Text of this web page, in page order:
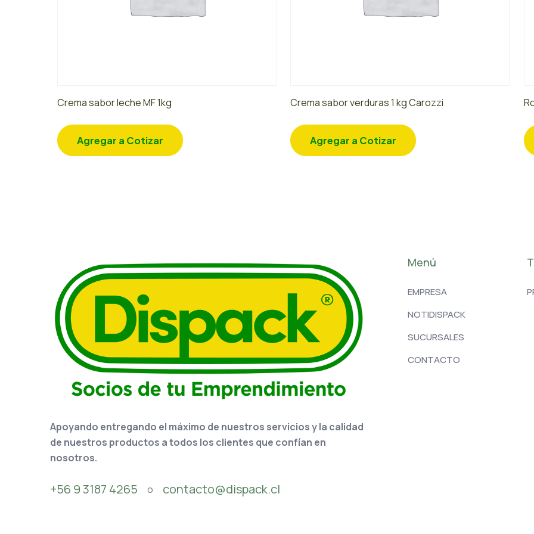
Crema sabor leche MF 1kg
Agregar a Cotizar
Crema sabor verduras 1 kg Carozzi
Agregar a Cotizar
Apoyando entregando el máximo de nuestros servicios y la calidad
de nuestros productos a todos los clientes que confían en
nosotros.
+56 9 3187 4265 o contacto@dispack.cl
Menú
EMPRESA
NOTIDISPACK
SUCURSALES
CONTACTO